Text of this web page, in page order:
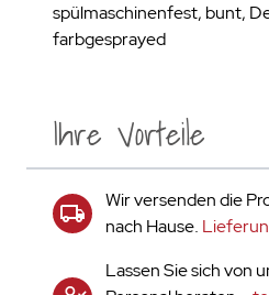
Ihre Vorteile
Wir versenden die
nach Hause.
Lassen Sie sich von
spülmaschinenfest, bunt,
farbgesprayed